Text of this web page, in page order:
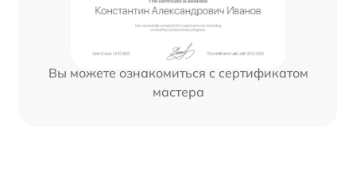
Вы можете ознакомиться с сертификатом
мастера